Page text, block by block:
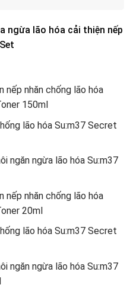
ngừa lão hóa cải thiện nếp
nếp nhăn chống lão hóa
150ml
lão hóa Su:m37 Secret
ngăn ngừa lão hóa Su:m37
nếp nhăn chống lão hóa
20ml
lão hóa Su:m37 Secret
ngăn ngừa lão hóa Su:m37